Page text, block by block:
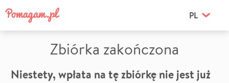
PL
Zbiórka zakończona
Niestety, wpłata na tę zbiórkę nie jest już